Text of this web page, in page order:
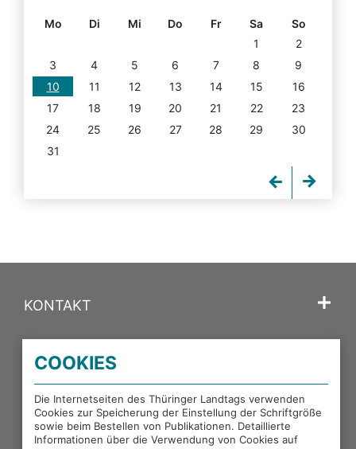
Mo Di Mi Do Fr Sa
So
1
2
3
4 5 6 7 8
9
10
11 12 13 14 15
16
17
18 19 20 21 22
23
24
25 26 27 28 29
30
31
KONTAKT
PORTALE DES THÜRINGER LANDTAGS
EXTERNE LINKS
COOKIES
Die Internetseiten des Thüringer Landtags verwenden
Cookies zur Speicherung der Einstellung der Schriftgröße
sowie beim Bestellen von Publikationen. Detaillierte
Informationen über die Verwendung von Cookies auf